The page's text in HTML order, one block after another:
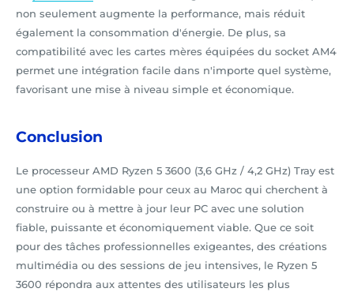
non seulement augmente la performance, mais réduit
également la consommation d'énergie. De plus, sa
compatibilité avec les cartes mères équipées du socket AM4
permet une intégration facile dans n'importe quel système,
favorisant une mise à niveau simple et économique.
Conclusion
Le processeur AMD Ryzen 5 3600 (3,6 GHz / 4,2 GHz) Tray est
une option formidable pour ceux au Maroc qui cherchent à
construire ou à mettre à jour leur PC avec une solution
fiable, puissante et économiquement viable. Que ce soit
pour des tâches professionnelles exigeantes, des créations
multimédia ou des sessions de jeu intensives, le Ryzen 5
3600 répondra aux attentes des utilisateurs les plus